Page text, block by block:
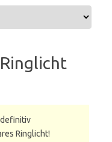
definitiv
Ringlicht!